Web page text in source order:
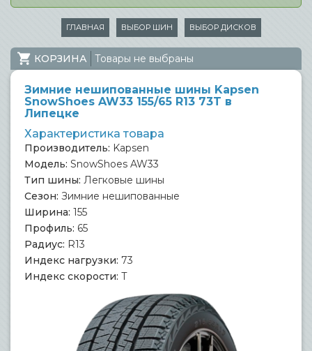
ГЛАВНАЯ ВЫБОР ШИН ВЫБОР ДИСКОВ
КОРЗИНА Товары не выбраны
Зимние нешипованные шины Kapsen
SnowShoes AW33 155/65 R13 73T в
Липецке
Характеристика товара
Производитель: Kapsen
Модель: SnowShoes AW33
Тип шины: Легковые шины
Сезон: Зимние нешипованные
Ширина: 155
Профиль: 65
Радиус: R13
Индекс нагрузки: 73
Индекс скорости: T